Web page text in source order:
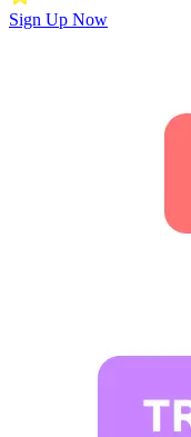
Sign Up Now